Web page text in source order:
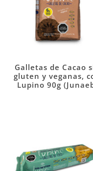
Galletas de Cacao
gluten y veganas,
Lupino 90g